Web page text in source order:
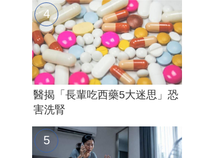
醫揭「長輩吃西藥5大迷思」恐
害洗腎